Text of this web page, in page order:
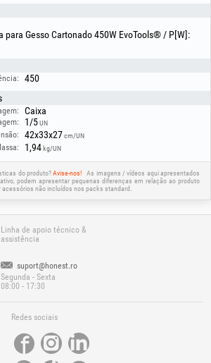
para Gesso Cartonado 450W EvoTools® / P[W]:
450
Caixa
1/5UN
42x33x27cm/UN
1,94 kg/UN
do produto?Avise-nos!
As imagens / vídeos aqui apresentados
podem apresentar pequenas diferenças em relação ao produto
não incluídos nos packs standard.
Linha de apoio técnico &
assistência
suport@honest.ro
Segunda - Sexta
08:00 - 17:30
Redes sociais